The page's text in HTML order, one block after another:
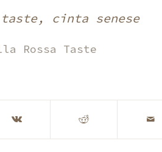
cinta senese
Rossa Taste